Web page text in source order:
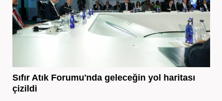
Sıfır Atık Forumu'nda geleceğin yol haritası
çizildi